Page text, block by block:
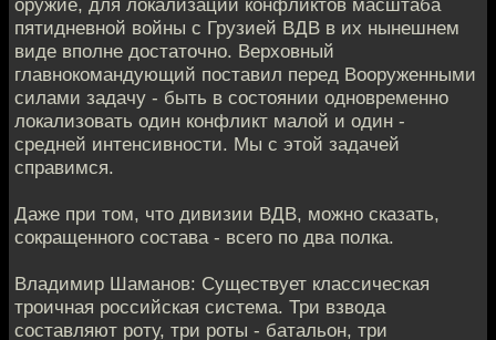
оружие, для локализации конфликтов масштаба
пятидневной войны с Грузией ВДВ в их нынешнем
виде вполне достаточно. Верховный
главнокомандующий поставил перед Вооруженными
силами задачу - быть в состоянии одновременно
локализовать один конфликт малой и один -
средней интенсивности. Мы с этой задачей
справимся.
Даже при том, что дивизии ВДВ, можно сказать,
сокращенного состава - всего по два полка.
Владимир Шаманов: Существует классическая
троичная российская система. Три взвода
составляют роту, три роты - батальон, три